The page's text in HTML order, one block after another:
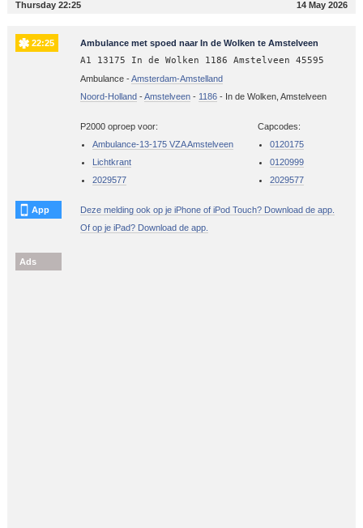
Thursday 22:25 14 May 2026
22:25 Ambulance met spoed naar In de Wolken te Amstelveen
A1 13175 In de Wolken 1186 Amstelveen 45595
Ambulance -Amsterdam-Amstelland
Noord-Holland-Amstelveen- 1186- In de Wolken, Amstelveen
P2000 oproep voor:
Ambulance-13-175 VZA Amstelveen
Lichtkrant
2029577
Capcodes:
0120175
0120999
2029577
App
Deze melding ook op je iPhone of iPod Touch? Download de app.
Of op je iPad? Download de app.
Ads